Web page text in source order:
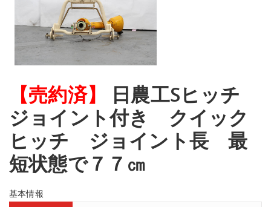
【売約済】
日農工Sヒッチ
ジョイント付き クイック
ヒッチ ジョイント長 最
短状態で７７㎝
基本情報